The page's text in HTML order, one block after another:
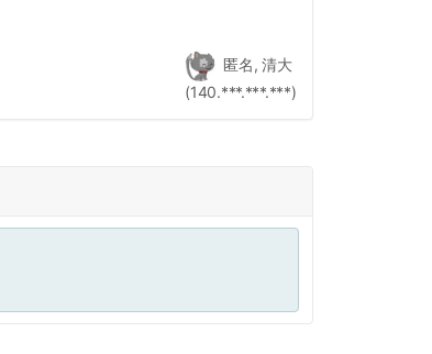
匿名, 清大
(140.***.***.***)